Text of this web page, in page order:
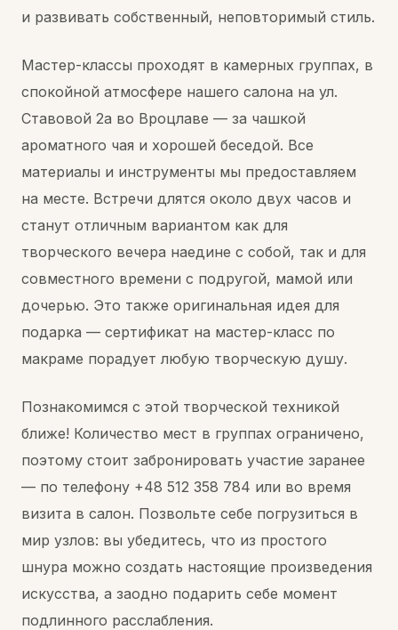
и развивать собственный, неповторимый стиль.
Мастер-классы проходят в камерных группах, в
спокойной атмосфере нашего салона на ул.
Ставовой 2a во Вроцлаве — за чашкой
ароматного чая и хорошей беседой. Все
материалы и инструменты мы предоставляем
на месте. Встречи длятся около двух часов и
станут отличным вариантом как для
творческого вечера наедине с собой, так и для
совместного времени с подругой, мамой или
дочерью. Это также оригинальная идея для
подарка — сертификат на мастер-класс по
макраме порадует любую творческую душу.
Познакомимся с этой творческой техникой
ближе! Количество мест в группах ограничено,
поэтому стоит забронировать участие заранее
— по телефону +48 512 358 784 или во время
визита в салон. Позвольте себе погрузиться в
мир узлов: вы убедитесь, что из простого
шнура можно создать настоящие произведения
искусства, а заодно подарить себе момент
подлинного расслабления.